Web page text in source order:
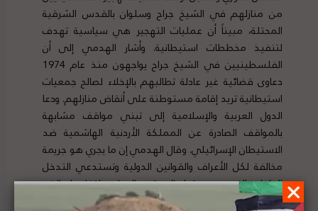
من منازلهم في الشيخ جراح وسلوان بالقدس الشرقية
المحتلة، مبيناً أن عمليات التهجير هي سياسية تهدف
لتنفيذ مخططات استيطانية. وأشار الهدمي إلى أن
الفلسطينيين في الشيخ جراح يواجهون منذ عام 1974
دعاوى قضائية غير عادلة تطالبهم بالإخلاء لصالح جمعيات
استيطانية تريد إقامة مستوطنة على أنقاض منازلهم. ودعا
الدول العربية والإسلامية إلى تبني مواقف مشابهة
بالمواقف الصادرة عن المملكة الأردنية الهاشمية ضد
الاستيطان الإسرائيلي. وقال الهدمي إن ما يجري هو جريمة
مخالفة لكل الأعراف والقوانين الدولية وتستدعي التدخل
العاجل والفوري من قبل المجتمع الدولي. لتفاصيل الخبر
ومصدره الأصلي،